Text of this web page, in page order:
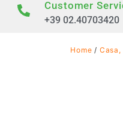
Customer
+39 02.40703420
Home /